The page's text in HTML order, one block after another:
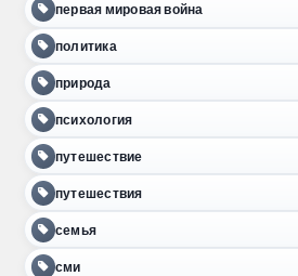
первая мировая война
политика
природа
психология
путешествие
путешествия
семья
сми